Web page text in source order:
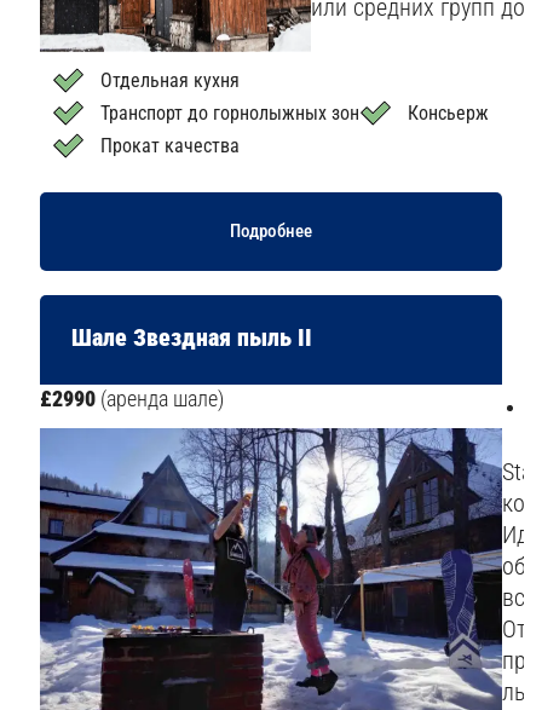
или средних групп до
Отдельная кухня
Транспорт до горнолыжных зон
Консьерж
Прокат качества
Подробнее
Шале Звездная пыль II
£2990 (аренда шале)